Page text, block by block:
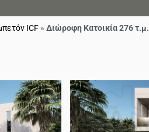
ICF » Διώροφη Κατοικία 276 τ.μ.